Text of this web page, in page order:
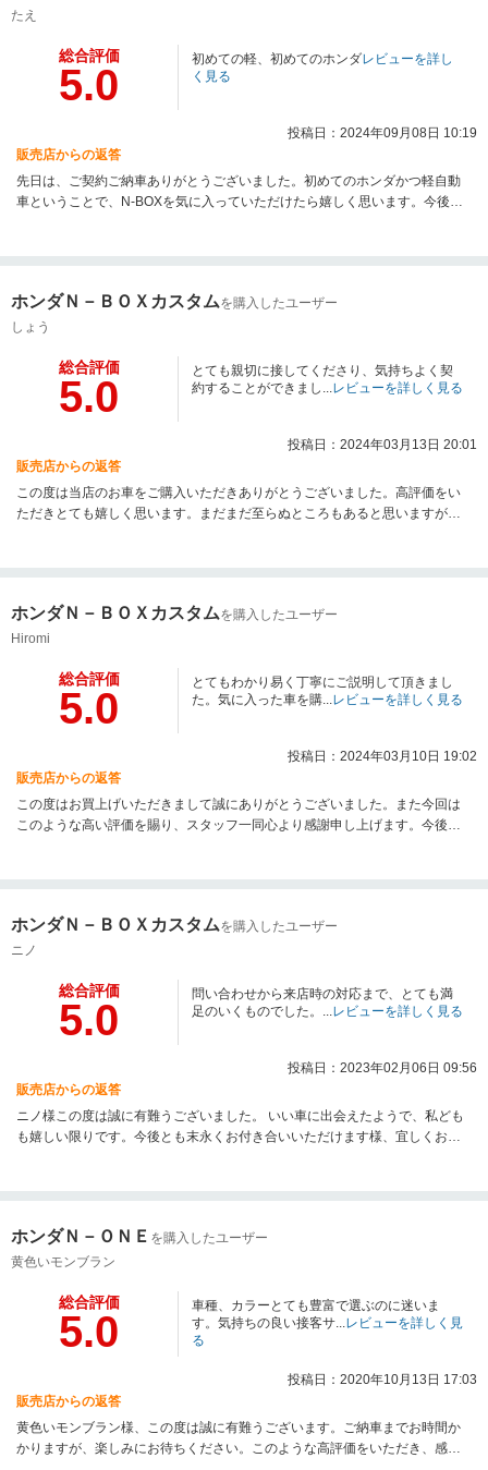
たえ
総合評価
5.0
初めての軽、初めてのホンダレビューを詳し
く見る
投稿日：2024年09月08日 10:19
販売店からの返答
先日は、ご契約ご納車ありがとうございました。初めてのホンダかつ軽自動
車ということで、N-BOXを気に入っていただけたら嬉しく思います。今後も
にご相談ください。
ホンダＮ－ＢＯＸカスタムを購入したユーザー
しょう
総合評価
5.0
とても親切に接してくださり、気持ちよく契
約することができまし...レビューを詳しく見る
投稿日：2024年03月13日 20:01
販売店からの返答
この度は当店のお車をご購入いただきありがとうございました。高評価をい
ただきとても嬉しく思います。まだまだ至らぬところもあると思いますが、
ホンダＮ－ＢＯＸカスタムを購入したユーザー
Hiromi
総合評価
5.0
とてもわかり易く丁寧にご説明して頂きまし
た。気に入った車を購...レビューを詳しく見る
投稿日：2024年03月10日 19:02
販売店からの返答
この度はお買上げいただきまして誠にありがとうございました。また今回は
このような高い評価を賜り、スタッフ一同心より感謝申し上げます。今後と
ホンダＮ－ＢＯＸカスタムを購入したユーザー
ニノ
総合評価
5.0
問い合わせから来店時の対応まで、とても満
足のいくものでした。...レビューを詳しく見る
投稿日：2023年02月06日 09:56
販売店からの返答
ニノ様この度は誠に有難うございました。 いい車に出会えたようで、私ども
も嬉しい限りです。今後とも末永くお付き合いいただけます様、宜しくお願
ホンダＮ－ＯＮＥ を購入したユーザー
黄色いモンブラン
総合評価
5.0
車種、カラーとても豊富で選ぶのに迷いま
す。気持ちの良い接客サ...レビューを詳しく見
る
投稿日：2020年10月13日 17:03
販売店からの返答
黄色いモンブラン様、この度は誠に有難うございます。ご納車までお時間か
かりますが、楽しみにお待ちください。このような高評価をいただき、感激